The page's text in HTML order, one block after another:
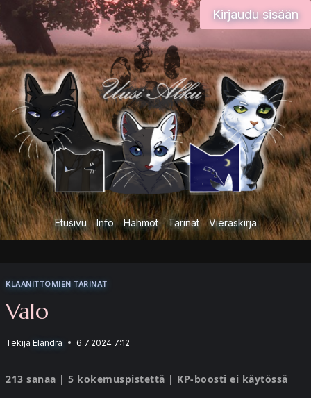
Siirry
sisältöön
Kirjaudu sisään
Etusivu Info Hahmot Tarinat Vieraskirja
KLAANITTOMIEN TARINAT
Valo
Tekijä Elandra 6.7.2024 7:12
213 sanaa | 5 kokemuspistettä | KP-boosti ei käytössä